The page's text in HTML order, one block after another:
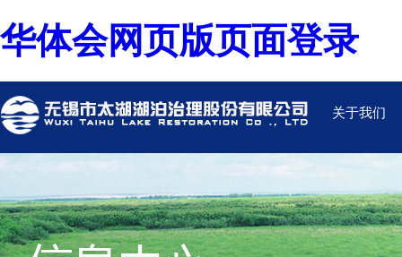
华体会网页版页面登录
关于我们